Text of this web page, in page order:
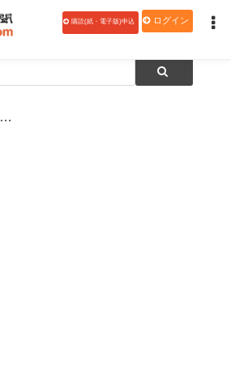
購読(紙・電子版)申込 ログイン
シェラトン都ホテル大阪、こどもの日「兜ケー